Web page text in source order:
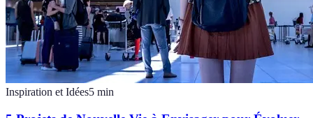
Inspiration et Idées5 min